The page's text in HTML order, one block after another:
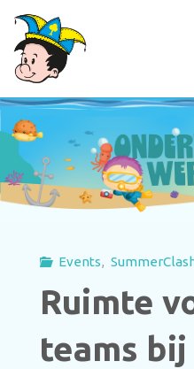
Events,
Ruimte
teams bij